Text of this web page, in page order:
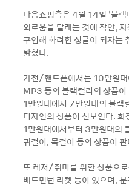
다음쇼핑측은 4월 14일 ‘블
외로움을 달래는 것에 착안,
구입해 화려한 싱글이 되자는
밝혔다.
가전/핸드폰에서는 10만원
MP3 등의 블랙컬러의 상품
1만원대에서 7만원대의 블랙
디자인의 상품이 선보인다.
1만원대에서부터 3만원대의
귀걸이, 목걸이 등의 상품이
또 레저/취미를 위한 상품으
배드민턴 라켓 등이 있으며,